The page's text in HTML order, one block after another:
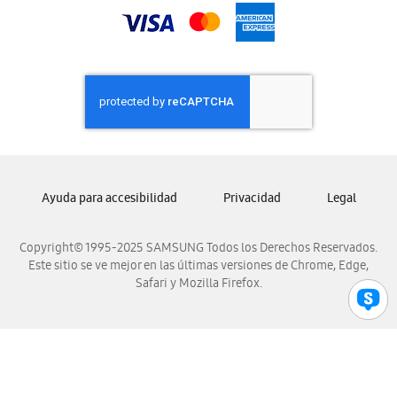
Samsung Nicaragua
Samsung Panamá
Samsung República Dominicana
Samsung Venezuela
Copyright© 1995-2025 SAMSUNG Todos los Derechos Reservados.
Este sitio se ve mejor en las últimas versiones de Chrome, Edge,
Safari y Mozilla Firefox.
Ayuda para accesibilidad Privacidad Legal